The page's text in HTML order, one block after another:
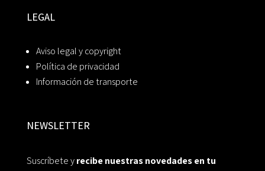
LEGAL
Aviso legal y copyright
Política de privacidad
Información de transporte
NEWSLETTER
Suscríbete yrecibe nuestras novedades en tu